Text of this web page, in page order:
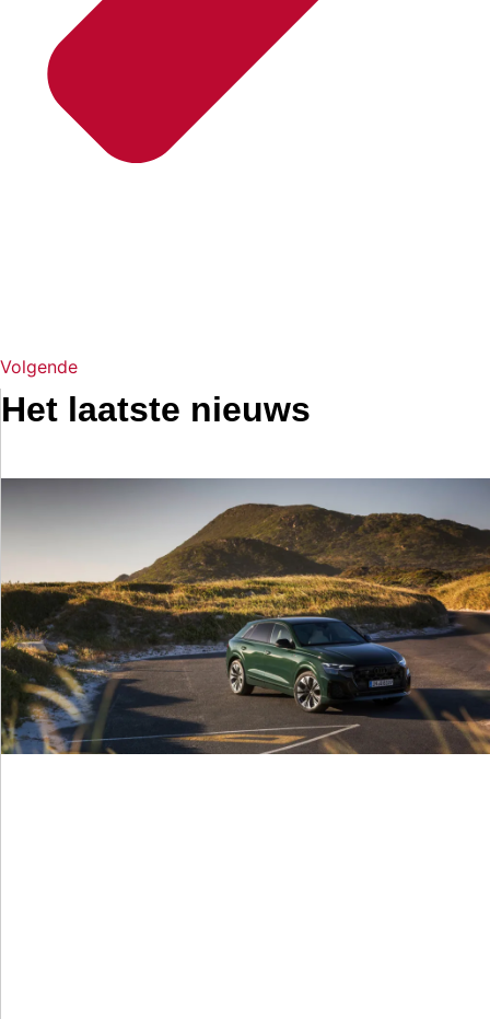
Volgende
Het laatste nieuws